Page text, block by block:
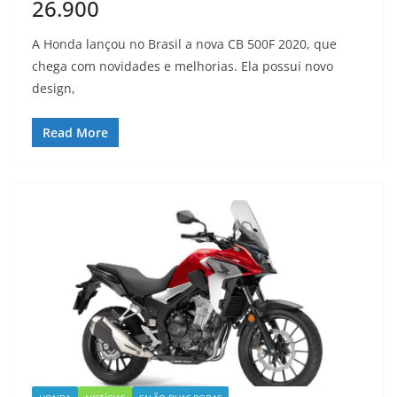
26.900
A Honda lançou no Brasil a nova CB 500F 2020, que
chega com novidades e melhorias. Ela possui novo
design,
Read More